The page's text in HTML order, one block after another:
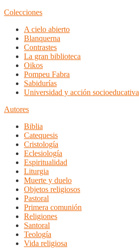
Colecciones
A cielo abierto
Blanquerna
Contrastes
La gran biblioteca
Oikos
Pompeu Fabra
Sabidurías
Universidad y acción socioeducativa
Autores
Biblia
Catequesis
Cristología
Eclesiología
Espiritualidad
Liturgia
Muerte y duelo
Objetos religiosos
Pastoral
Primera comunión
Religiones
Santoral
Teología
Vida religiosa